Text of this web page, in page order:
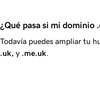
¿Qué pasa si mi dominio
Todavía puedes ampliar tu
.uk, y .me.uk